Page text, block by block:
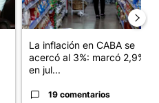
La inflación en CABA se
acercó al 3%: marcó 2,9%
en jul...
19 comentarios